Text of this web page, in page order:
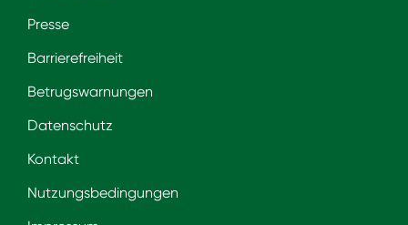
Presse
Barrierefreiheit
Betrugswarnungen
Datenschutz
Kontakt
Nutzungsbedingungen